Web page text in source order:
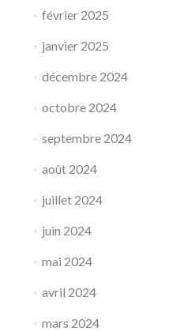
février 2025
janvier 2025
décembre 2024
octobre 2024
septembre 2024
août 2024
juillet 2024
juin 2024
mai 2024
avril 2024
mars 2024